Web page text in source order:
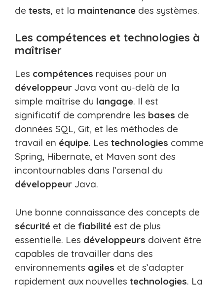
de tests, et la maintenance des systèmes.
Les compétences et technologies à
maîtriser
Les compétences requises pour un
développeur Java vont au-delà de la
simple maîtrise du langage. Il est
significatif de comprendre les bases de
données SQL, Git, et les méthodes de
travail en équipe. Les technologies comme
Spring, Hibernate, et Maven sont des
incontournables dans l’arsenal du
développeur Java.
Une bonne connaissance des concepts de
sécurité et de fiabilité est de plus
essentielle. Les développeurs doivent être
capables de travailler dans des
environnements agiles et de s’adapter
rapidement aux nouvelles technologies. La